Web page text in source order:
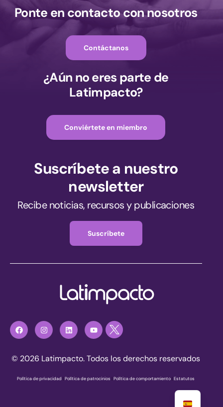
Ponte en contacto con nosotros
Contáctanos
¿Aún no eres parte de
Latimpacto?
Conviértete en miembro
Suscríbete a nuestro
newsletter
Recibe noticias, recursos y publicaciones
Suscríbete
© 2026 Latimpacto. Todos los derechos reservados
Política de privacidad |Política de patrocinios |Política de comportamiento |Estatutos